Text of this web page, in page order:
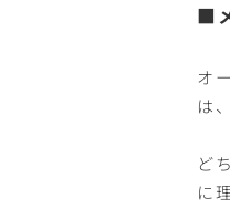
■
オ
は
ど
に